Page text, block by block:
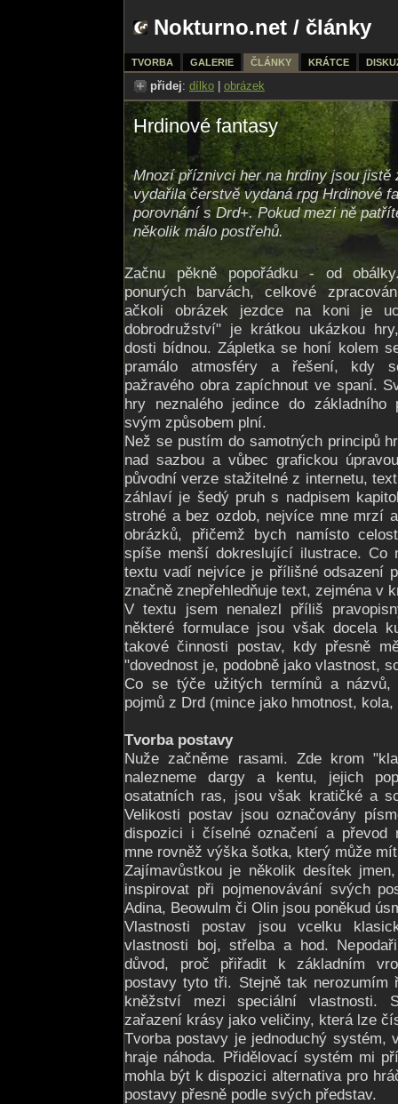
Nokturno.net / články
TVORBA GALERIE ČLÁNKY KRÁTCE
přidej: dílko obrázek
Hrdinové fantasy
Mnozí příznivci her na hrdiny jsou jistě
vydařila čerstvě vydaná rpg Hrdinové
porovnání s Drd+. Pokud mezi ně
několik málo postřehů.
Začnu pěkně popořádku - od
ponurých barvách, celkové
ačkoli obrázek jezdce na koni je
dobrodružství" je krátkou ukázkou
dosti bídnou. Zápletka se honí kolem
pramálo atmosféry a řešení, kdy
pažravého obra zapíchnout ve spaní.
hry neznalého jedince do
svým způsobem plní.
Než se pustím do samotných principů
nad sazbou a vůbec grafickou
původní verze stažitelné z internetu,
záhlaví je šedý pruh s nadpisem
strohé a bez ozdob, nejvíce mne mrzí
obrázků, přičemž bych namísto
spíše menší dokreslující ilustrace.
textu vadí nejvíce je přílišné odsazení
značně znepřehledňuje text, zejména v
V textu jsem nenalezl příliš
některé formulace jsou však docela
takové činnosti postav, kdy přesně
"dovednost je, podobně jako vlastnost,
Co se týče užitých termínů a
pojmů z Drd (mince jako hmotnost,
Tvorba postavy
Nuže začněme rasami. Zde krom
nalezneme dargy a kentu, jejich
osatatních ras, jsou však kratičké a
Velikosti postav jsou označovány
dispozici i číselné označení a převod
mne rovněž výška šotka, který může
Zajímavůstkou je několik desítek
inspirovat při pojmenovávání svých
Adina, Beowulm či Olin jsou poněkud
Vlastnosti postav jsou vcelku
vlastnosti boj, střelba a hod.
důvod, proč přiřadit k základním
postavy tyto tři. Stejně tak nerozumím
kněžství mezi speciální vlastnosti.
zařazení krásy jako veličiny, která lze
Tvorba postavy je jednoduchý systém,
hraje náhoda. Přidělovací systém mi
mohla být k dispozici alternativa pro
postavy přesně podle svých představ.